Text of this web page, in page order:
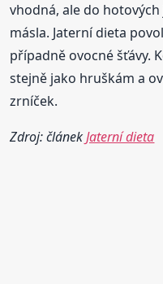
vhodná, ale do
másla. Jaterní dieta
případně ovocné šťávy.
stejně jako hruškám a
zrníček.
Zdroj: článekJaterní dieta